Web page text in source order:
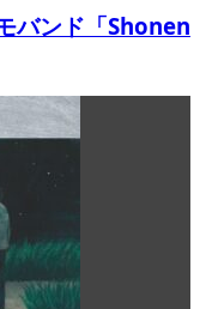
バンド「Shonen